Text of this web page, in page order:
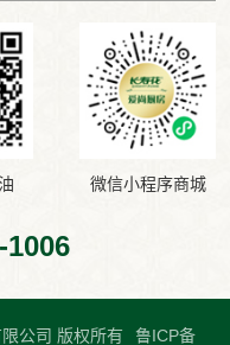
微信小程序商城
1006
公司 版权所有 鲁ICP备